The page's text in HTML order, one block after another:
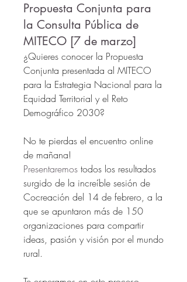
Propuesta Conjunta para
la Consulta Pública de
MITECO [7 de marzo]
¿Quieres conocer la Propuesta
Conjunta presentada al MITECO
para la Estrategia Nacional para la
Equidad Territorial y el Reto
Demográfico 2030?
No te pierdas el encuentro online
de mañana!
Presentaremos todos los resultados
surgido de la increíble sesión de
Cocreación del 14 de febrero, a la
que se apuntaron más de 150
organizaciones para compartir
ideas, pasión y visión por el mundo
rural.